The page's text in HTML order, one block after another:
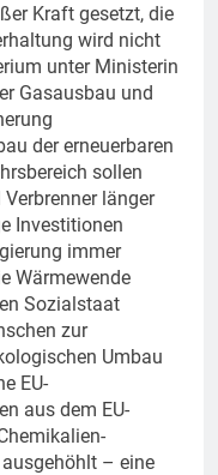
Kraft gesetzt, die
wird nicht
unter Ministerin
Gasausbau und
der erneuerbaren
sollen
länger
Investitionen
immer
Wärmewende
Sozialstaat
zur
Umbau
EU-
aus dem EU-
– eine